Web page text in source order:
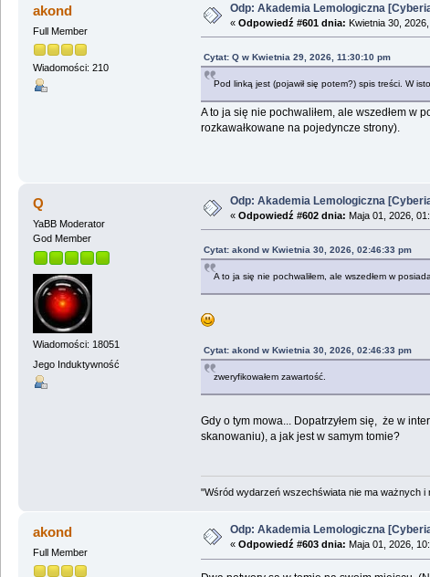
akond
Full Member
Wiadomości: 210
Odp: Akademia Lemologiczna
« Odpowiedź #601 dnia: Kwietnia 30,
Cytat: Q w Kwietnia 29, 2026, 11:30:10 pm
Pod linką jest (pojawił się potem?) spis treści. W
A to ja się nie pochwaliłem, ale wszedłem w
rozkawałkowane na pojedyncze strony).
Q
YaBB Moderator
God Member
Wiadomości: 18051
Jego Induktywność
Odp: Akademia Lemologiczna
« Odpowiedź #602 dnia: Maja 01, 2026,
Cytat: akond w Kwietnia 30, 2026, 02:46:33 pm
A to ja się nie pochwaliłem, ale wszedłem w
Cytat: akond w Kwietnia 30, 2026, 02:46:33 pm
zweryfikowałem zawartość.
Gdy o tym mowa... Dopatrzyłem się, że w
skanowaniu), a jak jest w samym tomie?
"Wśród wydarzeń wszechświata nie ma ważnych i
akond
Full Member
Odp: Akademia Lemologiczna
« Odpowiedź #603 dnia: Maja 01, 2026,